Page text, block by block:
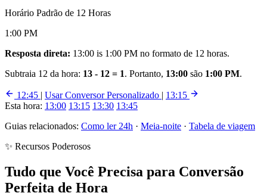
Horário Padrão de 12 Horas
1:00 PM
Resposta direta: 13:00 is 1:00 PM no formato de 12 horas.
Subtraia 12 da hora: 13 - 12 = 1. Portanto, 13:00 são 1:00 PM.
12:45 | Usar Conversor Personalizado | 13:15
Esta hora: 13:00 13:15 13:30 13:45
Guias relacionados: Como ler 24h · Meia-noite · Tabela de viagem
✨ Recursos Poderosos
Tudo que Você Precisa para Conversão
Perfeita de Hora